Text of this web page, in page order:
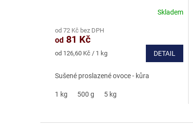
produktu
je
5,0
hvězdiček.
Skladem
od 72 Kč bez DPH
od 81 Kč
Měrná
od 126,60 Kč / 1 kg DETAIL
Sušené proslazené ovoce - kůra
1 kg 500 g 5 kg